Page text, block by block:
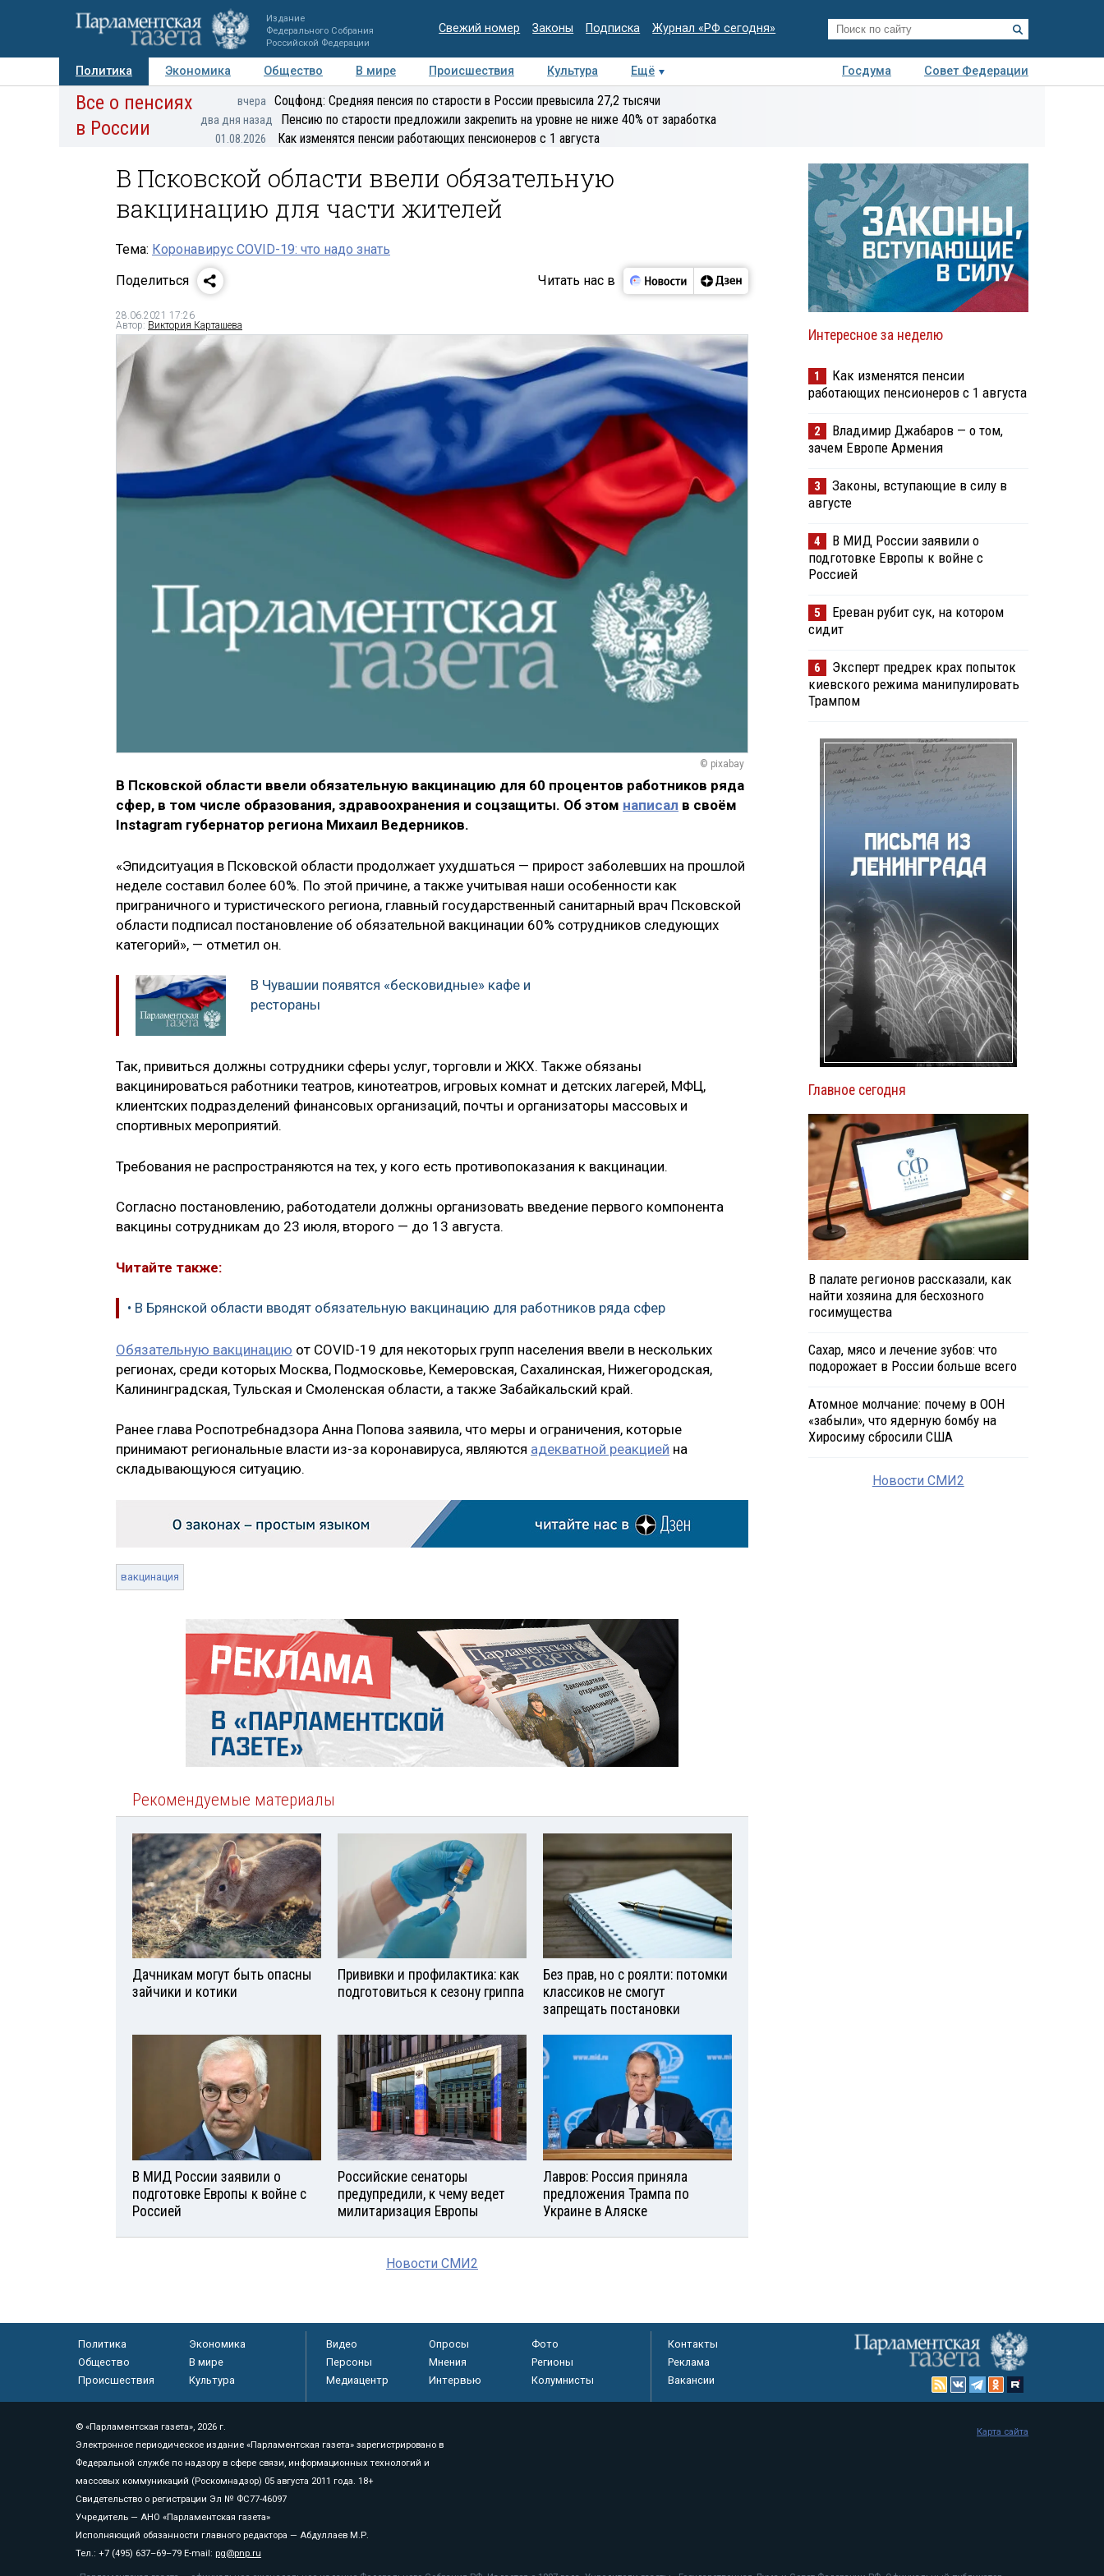
Издание
Федерального Собрания
Российской Федерации
Свежий номер Законы Подписка Журнал «РФ сегодня»
Политика Экономика Общество В мире Происшествия Культура Ещё Госдума
Совет Федерации
Авторы Персоны Мнения Регионы Медиацентр Интервью Колумнисты
экспертиза
Все о пенсиях
в России
вчера Соцфонд: Средняя пенсия по старости в России превысила 27,2 тысячи
два дня назад Пенсию по старости предложили закрепить на уровне не ниже 40% от заработка
01.08.2026 Как изменятся пенсии работающих пенсионеров с 1 августа
В Псковской области ввели обязательную
вакцинацию для части жителей
Тема: Коронавирус COVID-19: что надо знать
Поделиться
Читать нас в
28.06.2021 17:26
Автор: Виктория Карташева
© pixabay
В Псковской области ввели обязательную вакцинацию для 60 процентов работников ряда
сфер, в том числе образования, здравоохранения и соцзащиты. Об этом написал в своём
Instagram губернатор региона Михаил Ведерников.
«Эпидситуация в Псковской области продолжает ухудшаться — прирост заболевших на прошлой
неделе составил более 60%. По этой причине, а также учитывая наши особенности как
приграничного и туристического региона, главный государственный санитарный врач Псковской
области подписал постановление об обязательной вакцинации 60% сотрудников следующих
категорий», — отметил он.
В Чувашии появятся «бесковидные» кафе и
рестораны
Так, привиться должны сотрудники сферы услуг, торговли и ЖКХ. Также обязаны
вакцинироваться работники театров, кинотеатров, игровых комнат и детских лагерей, МФЦ,
клиентских подразделений финансовых организаций, почты и организаторы массовых и
спортивных мероприятий.
Требования не распространяются на тех, у кого есть противопоказания к вакцинации.
Согласно постановлению, работодатели должны организовать введение первого компонента
вакцины сотрудникам до 23 июля, второго — до 13 августа.
Читайте также:
• В Брянской области вводят обязательную вакцинацию для работников ряда сфер
Обязательную вакцинацию от COVID-19 для некоторых групп населения ввели в нескольких
регионах, среди которых Москва, Подмосковье, Кемеровская, Сахалинская, Нижегородская,
Калининградская, Тульская и Смоленская области, а также Забайкальский край.
Ранее глава Роспотребнадзора Анна Попова заявила, что меры и ограничения, которые
принимают региональные власти из-за коронавируса, являются адекватной реакцией на
складывающуюся ситуацию.
вакцинация
Рекомендуемые материалы
Дачникам могут быть опасны
зайчики и котики
Прививки и профилактика: как
подготовиться к сезону гриппа
Без прав, но с роялти: потомки
классиков не смогут
запрещать постановки
В МИД России заявили о
подготовке Европы к войне с
Россией
Российские сенаторы
предупредили, к чему ведет
милитаризация Европы
Лавров: Россия приняла
предложения Трампа по
Украине в Аляске
Новости СМИ2
Интересное за неделю
1
Как изменятся пенсии
работающих пенсионеров с 1 августа
2
Владимир Джабаров — о том,
зачем Европе Армения
3
Законы, вступающие в силу в
августе
4
В МИД России заявили о
подготовке Европы к войне с
Россией
5
Ереван рубит сук, на котором
сидит
6
Эксперт предрек крах попыток
киевского режима манипулировать
Трампом
Главное сегодня
В палате регионов рассказали, как
найти хозяина для бесхозного
госимущества
Сахар, мясо и лечение зубов: что
подорожает в России больше всего
Атомное молчание: почему в ООН
«забыли», что ядерную бомбу на
Хиросиму сбросили США
Новости СМИ2
Политика
Экономика
Общество
В мире
Происшествия
Культура
Видео Опросы
Фото
Персоны
Мнения
Регионы
Медиацентр
Интервью Колумнисты
Контакты
Реклама
Вакансии
© «Парламентская газета», 2026 г.
Электронное периодическое издание «Парламентская газета» зарегистрировано в
Федеральной службе по надзору в сфере связи, информационных технологий и
массовых коммуникаций (Роскомнадзор) 05 августа 2011 года. 18+
Свидетельство о регистрации Эл № ФС77-46097
Учредитель — АНО «Парламентская газета»
Исполняющий обязанности главного редактора — Абдуллаев М.Р.
Тел.: +7 (495) 637–69–79 E-mail: pg@pnp.ru
Карта сайта